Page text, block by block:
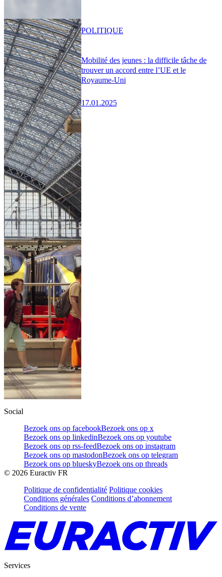
Mobilité des jeunes : la difficile tâche de
trouver un accord entre l’UE et le
Royaume-Uni
17.01.2025
POLITIQUE
Social
Bezoek ons op facebookBezoek ons op x
Bezoek ons op linkedinBezoek ons op youtube
Bezoek ons op rss-feedBezoek ons op instagram
Bezoek ons op mastodonBezoek ons op telegram
Bezoek ons op blueskyBezoek ons op threads
© 2026 Euractiv FR
Politique de confidentialité Politique cookies
Conditions générales Conditions d’abonnement
Conditions de vente
Services